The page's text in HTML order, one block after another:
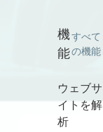
機
能
すべて
の機能
ウェブサ
イトを解
析